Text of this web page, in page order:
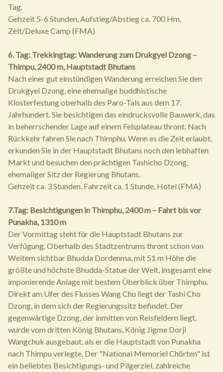
Tag.
Gehzeit 5-6 Stunden, Aufstieg/Abstieg ca. 700 Hm,
Zelt/Deluxe Camp (FMA)
6. Tag: Trekkingtag: Wanderung zum Drukgyel Dzong –
Thimpu, 2400 m, Hauptstadt Bhutans
Nach einer gut einstündigen Wanderung erreichen Sie den
Drukgyel Dzong, eine ehemalige buddhistische
Klosterfestung oberhalb des Paro-Tals aus dem 17.
Jahrhundert. Sie besichtigen das eindrucksvolle Bauwerk, das
in beherrschender Lage auf einem Felsplateau thront. Nach
Rückkehr fahren Sie nach Thimphu. Wenn es die Zeit erlaubt,
erkunden Sie in der Hauptstadt Bhutans noch den lebhaften
Markt und besuchen den prächtigen Tashicho Dzong,
ehemaliger Sitz der Regierung Bhutans.
Gehzeit ca. 3 Stunden, Fahrzeit ca. 1 Stunde, Hotel (FMA)
7.Tag: Besichtigungen in Thimphu, 2400 m – Fahrt bis vor
Punakha, 1310 m
Der Vormittag steht für die Hauptstadt Bhutans zur
Verfügung. Oberhalb des Stadtzentrums thront schon von
Weitem sichtbar Bhudda Dordenma, mit 51 m Höhe die
größte und höchste Bhudda-Statue der Welt, insgesamt eine
imponierende Anlage mit bestem Überblick über Thimphu.
Direkt am Ufer des Flusses Wang Chu liegt der Tashi Cho
Dzong, in dem sich der Regierungssitz befindet. Der
gegenwärtige Dzong, der inmitten von Reisfeldern liegt,
wurde vom dritten König Bhutans, König Jigme Dorji
Wangchuk ausgebaut, als er die Hauptstadt von Punakha
nach Thimpu verlegte. Der "National Memoriel Chörten" ist
ein beliebtes Besichtigungs- und Pilgerziel, zahlreiche